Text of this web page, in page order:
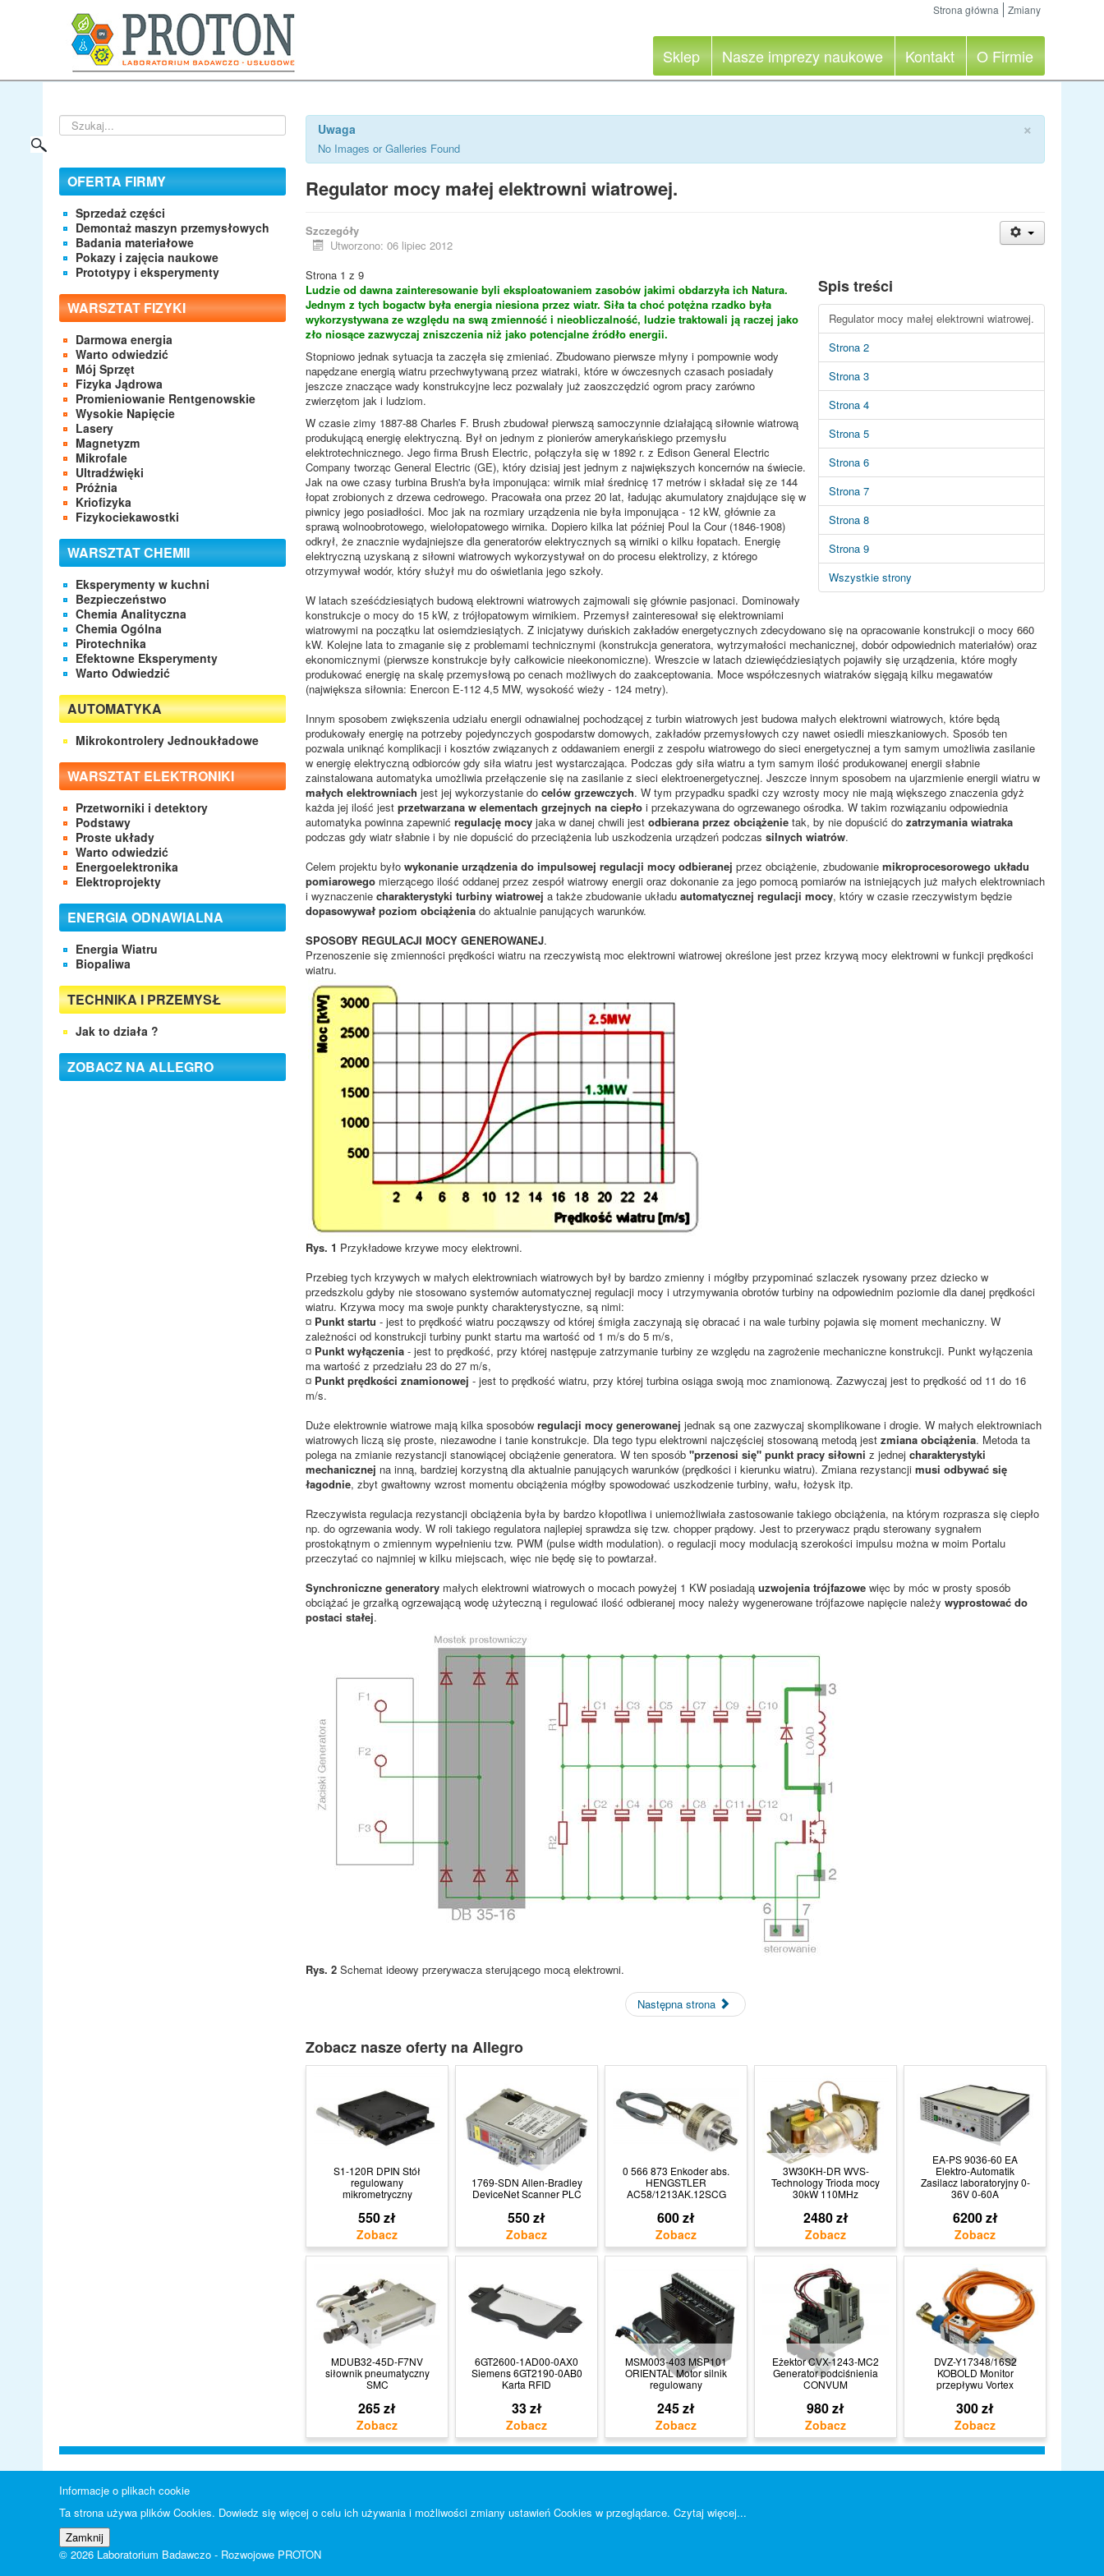
Strona główna Zmiany
Sklep Nasze imprezy naukowe Kontakt O Firmie
Szukaj...
OFERTA FIRMY
Sprzedaż części
Demontaż maszyn przemysłowych
Badania materiałowe
Pokazy i zajęcia naukowe
Prototypy i eksperymenty
WARSZTAT FIZYKI
Darmowa energia
Warto odwiedzić
Mój Sprzęt
Fizyka Jądrowa
Promieniowanie Rentgenowskie
Wysokie Napięcie
Lasery
Magnetyzm
Mikrofale
Ultradźwięki
Próżnia
Kriofizyka
Fizykociekawostki
WARSZTAT CHEMII
Eksperymenty w kuchni
Bezpieczeństwo
Chemia Analityczna
Chemia Ogólna
Pirotechnika
Efektowne Eksperymenty
Warto Odwiedzić
AUTOMATYKA
Mikrokontrolery Jednoukładowe
WARSZTAT ELEKTRONIKI
Przetworniki i detektory
Podstawy
Proste układy
Warto odwiedzić
Energoelektronika
Elektroprojekty
ENERGIA ODNAWIALNA
Energia Wiatru
Biopaliwa
TECHNIKA I PRZEMYSŁ
Jak to działa ?
ZOBACZ NA ALLEGRO
×
Uwaga
No Images or Galleries Found
Regulator mocy małej elektrowni wiatrowej.
Szczegóły
Utworzono: 06 lipiec 2012
Spis treści
Regulator mocy małej elektrowni wiatrowej.
Strona 2
Strona 3
Strona 4
Strona 5
Strona 6
Strona 7
Strona 8
Strona 9
Wszystkie strony
Strona 1 z 9
Ludzie od dawna zainteresowanie byli eksploatowaniem zasobów jakimi obdarzyła ich Natura.
Jednym z tych bogactw była energia niesiona przez wiatr. Siła ta choć potężna rzadko była
wykorzystywana ze względu na swą zmienność i nieobliczalność, ludzie traktowali ją raczej jako
zło niosące zazwyczaj zniszczenia niż jako potencjalne źródło energii.
Stopniowo jednak sytuacja ta zaczęła się zmieniać. Zbudowano pierwsze młyny i pompownie wody
napędzane energią wiatru przechwytywaną przez wiatraki, które w ówczesnych czasach posiadały
jeszcze znaczące wady konstrukcyjne lecz pozwalały już zaoszczędzić ogrom pracy zarówno
zwierzętom jak i ludziom.
W czasie zimy 1887-88 Charles F. Brush zbudował pierwszą samoczynnie działającą siłownie wiatrową
produkującą energię elektryczną. Był on jednym z pionierów amerykańskiego przemysłu
elektrotechnicznego. Jego firma Brush Electric, połączyła się w 1892 r. z Edison General Electric
Company tworząc General Electric (GE), który dzisiaj jest jednym z największych koncernów na świecie.
Jak na owe czasy turbina Brush'a była imponująca: wirnik miał średnicę 17 metrów i składał się ze 144
łopat zrobionych z drzewa cedrowego. Pracowała ona przez 20 lat, ładując akumulatory znajdujące się w
piwnicy jego posiadłości. Moc jak na rozmiary urządzenia nie była imponująca - 12 kW, głównie za
sprawą wolnoobrotowego, wielołopatowego wirnika. Dopiero kilka lat później Poul la Cour (1846-1908)
odkrył, że znacznie wydajniejsze dla generatorów elektrycznych są wirniki o kilku łopatach. Energię
elektryczną uzyskaną z siłowni wiatrowych wykorzystywał on do procesu elektrolizy, z którego
otrzymywał wodór, który służył mu do oświetlania jego szkoły.
W latach sześćdziesiątych budową elektrowni wiatrowych zajmowali się głównie pasjonaci. Dominowały
konstrukcje o mocy do 15 kW, z trójłopatowym wirnikiem. Przemysł zainteresował się elektrowniami
wiatrowymi na początku lat osiemdziesiątych. Z inicjatywy duńskich zakładów energetycznych zdecydowano się na opracowanie konstrukcji o mocy 660
kW. Kolejne lata to zmaganie się z problemami technicznymi (konstrukcja generatora, wytrzymałości mechanicznej, dobór odpowiednich materiałów) oraz
ekonomicznymi (pierwsze konstrukcje były całkowicie nieekonomiczne). Wreszcie w latach dziewięćdziesiątych pojawiły się urządzenia, które mogły
produkować energię na skalę przemysłową po cenach możliwych do zaakceptowania. Moce współczesnych wiatraków sięgają kilku megawatów
(największa siłownia: Enercon E-112 4,5 MW, wysokość wieży - 124 metry).
Innym sposobem zwiększenia udziału energii odnawialnej pochodzącej z turbin wiatrowych jest budowa małych elektrowni wiatrowych, które będą
produkowały energię na potrzeby pojedynczych gospodarstw domowych, zakładów przemysłowych czy nawet osiedli mieszkaniowych. Sposób ten
pozwala uniknąć komplikacji i kosztów związanych z oddawaniem energii z zespołu wiatrowego do sieci energetycznej a tym samym umożliwia zasilanie
w energię elektryczną odbiorców gdy siła wiatru jest wystarczająca. Podczas gdy siła wiatru a tym samym ilość produkowanej energii słabnie
zainstalowana automatyka umożliwia przełączenie się na zasilanie z sieci elektroenergetycznej. Jeszcze innym sposobem na ujarzmienie energii wiatru w
małych elektrowniach jest jej wykorzystanie do celów grzewczych. W tym przypadku spadki czy wzrosty mocy nie mają większego znaczenia gdyż
każda jej ilość jest przetwarzana w elementach grzejnych na ciepło i przekazywana do ogrzewanego ośrodka. W takim rozwiązaniu odpowiednia
automatyka powinna zapewnić regulację mocy jaka w danej chwili jest odbierana przez obciążenie tak, by nie dopuścić do zatrzymania wiatraka
podczas gdy wiatr słabnie i by nie dopuścić do przeciążenia lub uszkodzenia urządzeń podczas silnych wiatrów.
Celem projektu było wykonanie urządzenia do impulsowej regulacji mocy odbieranej przez obciążenie, zbudowanie mikroprocesorowego układu
pomiarowego mierzącego ilość oddanej przez zespół wiatrowy energii oraz dokonanie za jego pomocą pomiarów na istniejących już małych elektrowniach
i wyznaczenie charakterystyki turbiny wiatrowej a także zbudowanie układu automatycznej regulacji mocy, który w czasie rzeczywistym będzie
dopasowywał poziom obciążenia do aktualnie panujących warunków.
SPOSOBY REGULACJI MOCY GENEROWANEJ.
Przenoszenie się zmienności prędkości wiatru na rzeczywistą moc elektrowni wiatrowej określone jest przez krzywą mocy elektrowni w funkcji prędkości
wiatru.
Rys. 1 Przykładowe krzywe mocy elektrowni.
Przebieg tych krzywych w małych elektrowniach wiatrowych był by bardzo zmienny i mógłby przypominać szlaczek rysowany przez dziecko w
przedszkolu gdyby nie stosowano systemów automatycznej regulacji mocy i utrzymywania obrotów turbiny na odpowiednim poziomie dla danej prędkości
wiatru. Krzywa mocy ma swoje punkty charakterystyczne, są nimi:
¤ Punkt startu - jest to prędkość wiatru począwszy od której śmigła zaczynają się obracać i na wale turbiny pojawia się moment mechaniczny. W
zależności od konstrukcji turbiny punkt startu ma wartość od 1 m/s do 5 m/s,
¤ Punkt wyłączenia - jest to prędkość, przy której następuje zatrzymanie turbiny ze względu na zagrożenie mechaniczne konstrukcji. Punkt wyłączenia
ma wartość z przedziału 23 do 27 m/s,
¤ Punkt prędkości znamionowej - jest to prędkość wiatru, przy której turbina osiąga swoją moc znamionową. Zazwyczaj jest to prędkość od 11 do 16
m/s.
Duże elektrownie wiatrowe mają kilka sposobów regulacji mocy generowanej jednak są one zazwyczaj skomplikowane i drogie. W małych elektrowniach
wiatrowych liczą się proste, niezawodne i tanie konstrukcje. Dla tego typu elektrowni najczęściej stosowaną metodą jest zmiana obciążenia. Metoda ta
polega na zmianie rezystancji stanowiącej obciążenie generatora. W ten sposób "przenosi się" punkt pracy siłowni z jednej charakterystyki
mechanicznej na inną, bardziej korzystną dla aktualnie panujących warunków (prędkości i kierunku wiatru). Zmiana rezystancji musi odbywać się
łagodnie, zbyt gwałtowny wzrost momentu obciążenia mógłby spowodować uszkodzenie turbiny, wału, łożysk itp.
Rzeczywista regulacja rezystancji obciążenia była by bardzo kłopotliwa i uniemożliwiała zastosowanie takiego obciążenia, na którym rozprasza się ciepło
np. do ogrzewania wody. W roli takiego regulatora najlepiej sprawdza się tzw. chopper prądowy. Jest to przerywacz prądu sterowany sygnałem
prostokątnym o zmiennym wypełnieniu tzw. PWM (pulse width modulation). o regulacji mocy modulacją szerokości impulsu można w moim Portalu
przeczytać co najmniej w kilku miejscach, więc nie będę się to powtarzał.
Synchroniczne generatory małych elektrowni wiatrowych o mocach powyżej 1 KW posiadają uzwojenia trójfazowe więc by móc w prosty sposób
obciążać je grzałką ogrzewającą wodę użyteczną i regulować ilość odbieranej mocy należy wygenerowane trójfazowe napięcie należy wyprostować do
postaci stałej.
Rys. 2 Schemat ideowy przerywacza sterującego mocą elektrowni.
Następna strona
Zobacz nasze oferty na Allegro
S1-120R DPIN Stół
regulowany
mikrometryczny
550 zł
1769-SDN Allen-Bradley
DeviceNet Scanner PLC
550 zł
0 566 873 Enkoder abs.
HENGSTLER
AC58/1213AK.12SCG
600 zł
3W30KH-DR WVS-
Technology Trioda mocy
30kW 110MHz
2480 zł
EA-PS 9036-60 EA
Elektro-Automatik
Zasilacz laboratoryjny 0-
36V 0-60A
6200 zł
MDUB32-45D-F7NV
siłownik pneumatyczny
SMC
265 zł
6GT2600-1AD00-0AX0
Siemens 6GT2190-0AB0
Karta RFID
33 zł
MSM003-403 MSP101
ORIENTAL Motor silnik
regulowany
245 zł
Eżektor CVX-1243-MC2
Generator podciśnienia
CONVUM
980 zł
DVZ-Y17348/16S2
KOBOLD Monitor
przepływu Vortex
300 zł
Informacje o plikach cookie
Ta strona używa plików Cookies. Dowiedz się więcej o celu ich używania i możliwości zmiany ustawień Cookies w przeglądarce. Czytaj więcej...
© 2026 Laboratorium Badawczo - Rozwojowe PROTON